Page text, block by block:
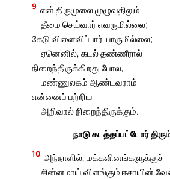
9 என் திருமுலை முழுவதிலும்
தீமை செய்வார் எவருமில்லை;
கேடு விளைவிப்பார் யாருமில்லை;
ஏனெனில், கடல் தண்ணீரால்
நிறைந்திருக்கிறது போல,
மண்ணுலகம் ஆண்டவராம்
என்னைப் பற்றிய
அறிவால் நிறைந்திருக்கும்.
நாடு கடத்தப்பட்டோர்
10 அந்நாளில், மக்களினங்களுக்குச்
சின்னமாய் விளங்கும் ஈசாயின்